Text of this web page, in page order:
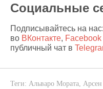
Социальные
Подписывайтесь на
во ВКонтакте, Facebook
публичный чат в
Теги: Альваро Мората